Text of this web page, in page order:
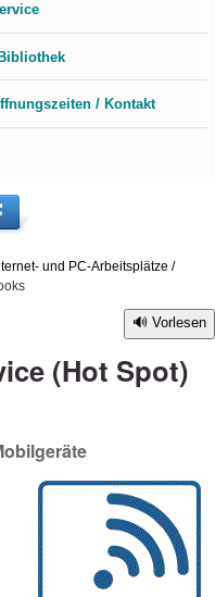
/ Kontakt
und PC-Arbeitsplätze /
Vorlesen
(Hot Spot)